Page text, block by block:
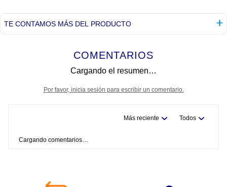
TE CONTAMOS MÁS DEL PRODUCTO
COMENTARIOS
Cargando el resumen…
Por favor, inicia sesión para escribir un comentario.
Más reciente Todos
Cargando comentarios…